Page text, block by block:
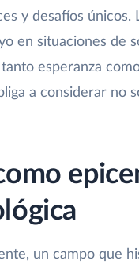
y desafíos
en situaciones de
esperanza
a considerar no
un campo que